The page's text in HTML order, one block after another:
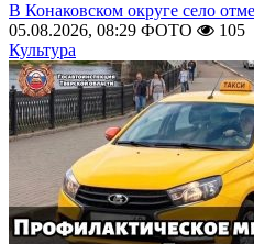
В Конаковском округе село
05.08.2026, 08:29 ФОТО
105
Культура